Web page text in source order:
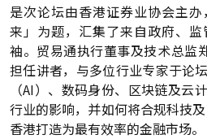
是次论坛由香港证券业协会主
来」为题，汇集了来自政府、
袖。贸易通执行董事及技术总监
担任讲者，与多位行业专家于论
（AI）、数码身份、区块链及云
行业的影响，并如何将合规科技
香港打造为最有效率的金融市场。